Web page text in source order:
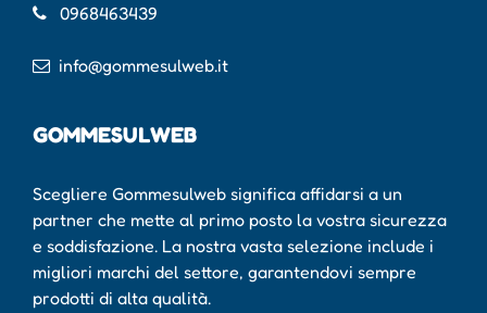
0968463439
info@gommesulweb.it
GOMMESULWEB
Scegliere Gommesulweb significa affidarsi a un
partner che mette al primo posto la vostra sicurezza
e soddisfazione. La nostra vasta selezione include i
migliori marchi del settore, garantendovi sempre
prodotti di alta qualità.